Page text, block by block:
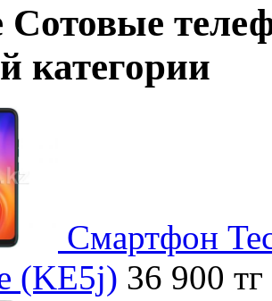
Сотовые
категории
Смартфон
(KE5j) 36 900 тг